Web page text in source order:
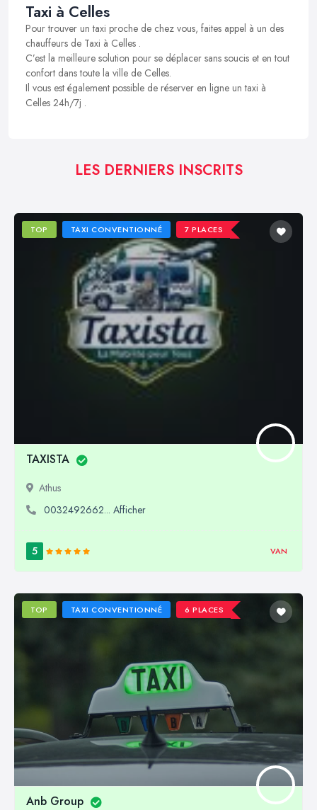
Taxi à Celles
Pour trouver un taxi proche de chez vous, faites appel à un des
chauffeurs de Taxi à Celles .
C’est la meilleure solution pour se déplacer sans soucis et en tout
confort dans toute la ville de Celles.
Il vous est également possible de réserver en ligne un taxi à
Celles 24h/7j .
LES DERNIERS INSCRITS
TOP TAXI CONVENTIONNÉ 7 PLACES
TAXISTA
Athus
0032492662... Afficher
5 VAN
TOP TAXI CONVENTIONNÉ 6 PLACES
Anb Group